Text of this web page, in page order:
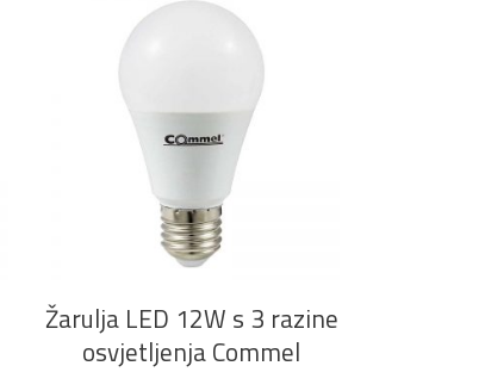
DODAJ U KOŠARICU
Žarulja LED 12W s 3 razine
osvjetljenja Commel